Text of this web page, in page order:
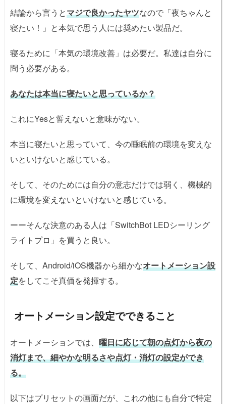
結論から言うとマジで良かったヤツなので「夜ちゃんと
寝たい！」と本気で思う人には奨めたい製品だ。
寝るために「本気の環境改善」は必要だ。私達は自分に
問う必要がある。
あなたは本当に寝たいと思っているか？
これにYesと誓えないと意味がない。
本当に寝たいと思っていて、今の睡眠前の環境を変えな
いといけないと感じている。
そして、そのためには自分の意志だけでは弱く、機械的
に環境を変えないといけないと感じている。
ーーそんな決意のある人は「SwitchBot LEDシーリング
ライトプロ」を買うと良い。
そして、Android/iOS機器から細かなオートメーション設
定をしてこそ真価を発揮する。
オートメーション設定でできること
オートメーションでは、 曜日に応じて朝の点灯から夜の
消灯まで、細やかな明るさや点灯・消灯の設定ができ
る。
以下はプリセットの画面だが、これの他にも自分で特定